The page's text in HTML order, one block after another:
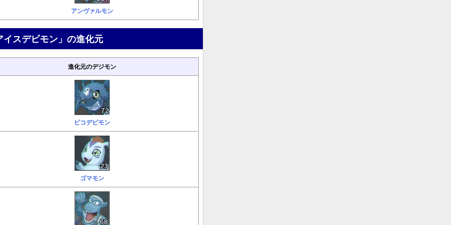
アンヴァルモン
イスデビモン」の進化元
進化元のデジモン
ピコデビモン
ゴマモン